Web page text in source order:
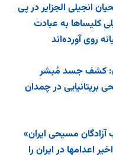
انجیلی الجزایر در پی
کلیساها به عبادت
روی آورده‌اند
کشف جسد مُبشر
بریتانیایی در چمدان
مسیحی ایران»
اعدامها در ایران را